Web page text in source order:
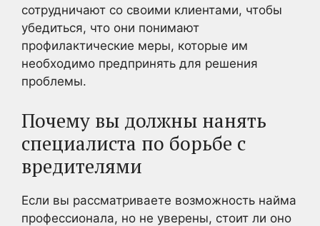
сотрудничают со своими клиентами, чтобы
убедиться, что они понимают
профилактические меры, которые им
необходимо предпринять для решения
проблемы.
Почему вы должны нанять
специалиста по борьбе с
вредителями
Если вы рассматриваете возможность найма
профессионала, но не уверены, стоит ли оно